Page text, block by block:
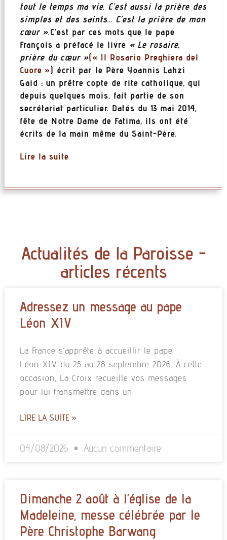
tout le temps ma vie. C’est aussi la prière des
simples et des saints… C’est la prière de mon
cœur ».C’est par ces mots que le pape
François a préfacé le livre « Le rosaire,
prière du cœur »(« Il Rosario Preghiera del
Cuore ») écrit par le Père Yoannis Lahzi
Gaid ; un prêtre copte de rite catholique, qui
depuis quelques mois, fait partie de son
secrétariat particulier. Datés du 13 mai 2014,
fête de Notre Dame de Fatima, ils ont été
écrits de la main même du Saint-Père.
Lire la suite
Actualités de la Paroisse -
articles récents
Adressez un message au pape
Léon XIV
La France s’apprête à accueillir le pape
Léon XIV du 25 au 28 septembre 2026. À cette
occasion, La Croix recueille vos messages
pour lui transmettre dans un
LIRE LA SUITE »
04/08/2026 Aucun commentaire
Dimanche 2 août à l’église de la
Madeleine, messe célébrée par le
Père Christophe Barwang